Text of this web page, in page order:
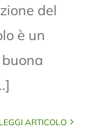
del
è un
LEGGI ARTICOLO